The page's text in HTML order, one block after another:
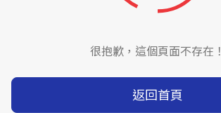
很抱歉，這個頁面不存在！
返回首頁